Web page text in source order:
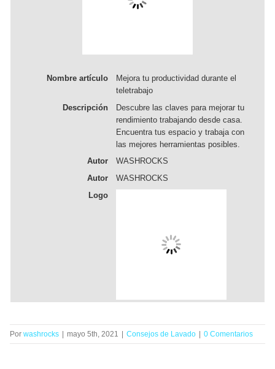
Nombre artículo
Mejora tu productividad durante el
teletrabajo
Descripción
Descubre las claves para mejorar tu
rendimiento trabajando desde casa.
Encuentra tus espacio y trabaja con
las mejores herramientas posibles.
Autor
WASHROCKS
Autor
WASHROCKS
Logo
Por washrocks | mayo 5th, 2021 | Consejos de Lavado | 0 Comentarios